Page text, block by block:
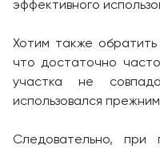
эффективного
Хотим также
что достаточно
участка не
использовался
Следовательно, при